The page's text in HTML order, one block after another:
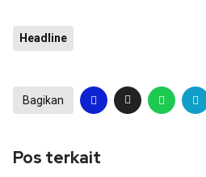
Headline
Bagikan
Pos terkait